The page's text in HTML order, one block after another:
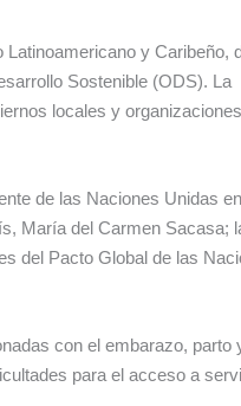
Latinoamericano y Caribeño,
Sostenible (ODS). La
locales y
de las Naciones Unidas en
María del Carmen Sacasa;
del Pacto Global de las
con el embarazo, parto
para el acceso a